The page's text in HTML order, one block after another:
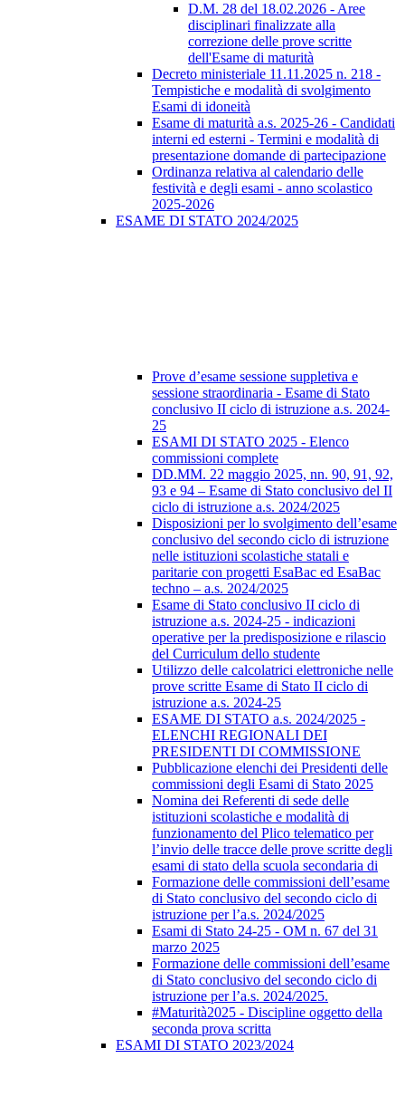
D.M. 28 del 18.02.2026 - Aree
disciplinari finalizzate alla
correzione delle prove scritte
dell'Esame di maturità
Decreto ministeriale 11.11.2025 n. 218 -
Tempistiche e modalità di svolgimento
Esami di idoneità
Esame di maturità a.s. 2025-26 - Candidati
interni ed esterni - Termini e modalità di
presentazione domande di partecipazione
Ordinanza relativa al calendario delle
festività e degli esami - anno scolastico
2025-2026
ESAME DI STATO 2024/2025
Prove d’esame sessione suppletiva e
sessione straordinaria - Esame di Stato
conclusivo II ciclo di istruzione a.s. 2024-
25
ESAMI DI STATO 2025 - Elenco
commissioni complete
DD.MM. 22 maggio 2025, nn. 90, 91, 92,
93 e 94 – Esame di Stato conclusivo del II
ciclo di istruzione a.s. 2024/2025
Disposizioni per lo svolgimento dell’esame
conclusivo del secondo ciclo di istruzione
nelle istituzioni scolastiche statali e
paritarie con progetti EsaBac ed EsaBac
techno – a.s. 2024/2025
Esame di Stato conclusivo II ciclo di
istruzione a.s. 2024-25 - indicazioni
operative per la predisposizione e rilascio
del Curriculum dello studente
Utilizzo delle calcolatrici elettroniche nelle
prove scritte Esame di Stato II ciclo di
istruzione a.s. 2024-25
ESAME DI STATO a.s. 2024/2025 -
ELENCHI REGIONALI DEI
PRESIDENTI DI COMMISSIONE
Pubblicazione elenchi dei Presidenti delle
commissioni degli Esami di Stato 2025
Nomina dei Referenti di sede delle
istituzioni scolastiche e modalità di
funzionamento del Plico telematico per
l’invio delle tracce delle prove scritte degli
esami di stato della scuola secondaria di
Formazione delle commissioni dell’esame
di Stato conclusivo del secondo ciclo di
istruzione per l’a.s. 2024/2025
Esami di Stato 24-25 - OM n. 67 del 31
marzo 2025
Formazione delle commissioni dell’esame
di Stato conclusivo del secondo ciclo di
istruzione per l’a.s. 2024/2025.
#Maturità2025 - Discipline oggetto della
seconda prova scritta
ESAMI DI STATO 2023/2024